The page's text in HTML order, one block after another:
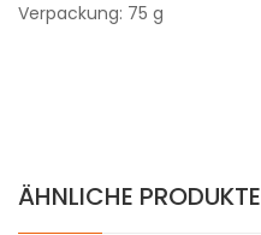
Verpackung: 75 g
ÄHNLICHE PRODUKTE